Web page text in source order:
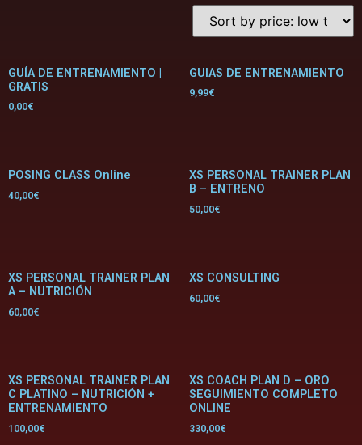
GUÍA DE ENTRENAMIENTO |
GRATIS
0,00€
GUIAS DE ENTRENAMIENTO
9,99€
POSING CLASS Online
40,00€
XS PERSONAL TRAINER PLAN
B – ENTRENO
50,00€
XS PERSONAL TRAINER PLAN
A – NUTRICIÓN
60,00€
XS CONSULTING
60,00€
XS PERSONAL TRAINER PLAN
C PLATINO – NUTRICIÓN +
ENTRENAMIENTO
100,00€
XS COACH PLAN D – ORO
SEGUIMIENTO COMPLETO
ONLINE
330,00€